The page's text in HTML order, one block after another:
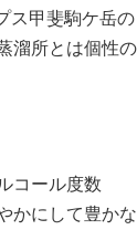
ス甲斐駒ケ岳の
溜所とは個性の
コール度数
かにして豊かな